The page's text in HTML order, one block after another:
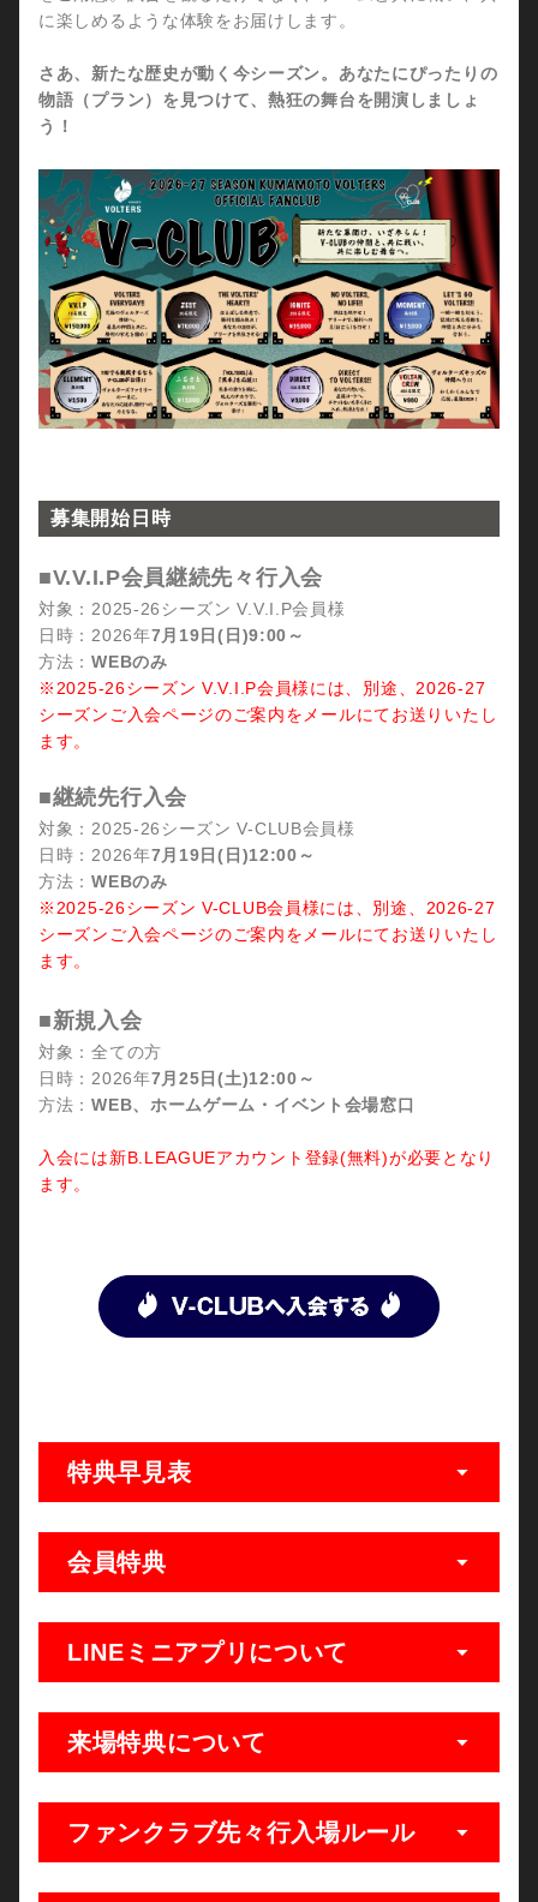
に楽しめるような体験をお届けします。
さあ、新たな歴史が動く今シーズン。あなたにぴったりの
物語（プラン）を見つけて、熱狂の舞台を開演しましょ
う！
募集開始日時
■V.V.I.P会員継続先々行入会
対象：2025-26シーズン V.V.I.P会員様
日時：2026年7月19日(日)9:00～
方法：WEBのみ
※2025-26シーズン V.V.I.P会員様には、別途、2026-27
シーズンご入会ページのご案内をメールにてお送りいたし
ます。
■継続先行入会
対象：2025-26シーズン V-CLUB会員様
日時：2026年7月19日(日)12:00～
方法：WEBのみ
※2025-26シーズン V-CLUB会員様には、別途、2026-27
シーズンご入会ページのご案内をメールにてお送りいたし
ます。
■新規入会
対象：全ての方
日時：2026年7月25日(土)12:00～
方法：WEB、ホームゲーム・イベント会場窓口
入会には新B.LEAGUEアカウント登録(無料)が必要となり
ます。
特典早見表
会員特典
LINEミニアプリについて
来場特典について
ファンクラブ先々行入場ルール